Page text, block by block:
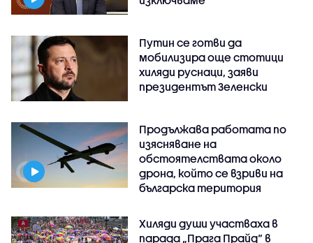
Путин се готви да
мобилизира още стотици
хиляди руснаци, заяви
президентът Зеленски
Продължава работата по
изясняване на
обстоятелствата около
дрона, който се взриви на
българска територия
Хиляди души участваха в
парада „Прага Прайд“ в